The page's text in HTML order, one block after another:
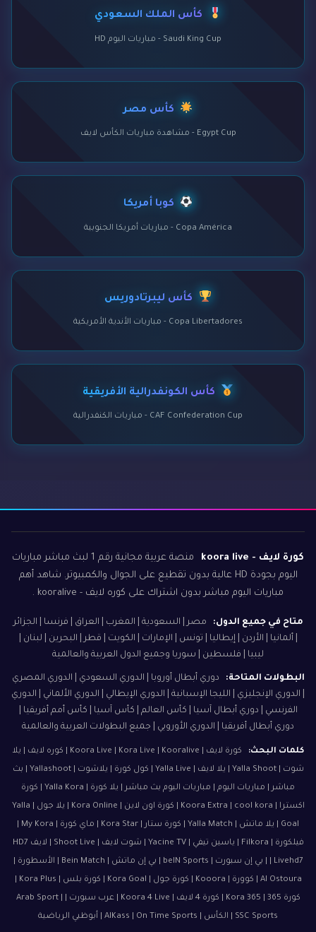
كأس الملك السعودي
Saudi King Cup - مباريات اليوم HD
كأس مصر
Egypt Cup - مشاهدة مباريات الكأس لايف
كوبا أمريكا
Copa América - مباريات أمريكا الجنوبية
كأس ليبرتادوريس
Copa Libertadores - مباريات الأندية الأمريكية
كأس الكونفدرالية الأفريقية
CAF Confederation Cup - مباريات الكنفدرالية
كورة لايف - koora live
منصة عربية مجانية رقم 1 لبث مباشر مباريات
اليوم بجودة HD عالية بدون تقطيع على الجوال والكمبيوتر. شاهد أهم
مباريات اليوم مباشر بدون اشتراك على كوره لايف - kooralive .
متاح في جميع الدول:
مصر | السعودية | المغرب | العراق | فرنسا | الجزائر
| ألمانيا | الأردن | إيطاليا | تونس | الإمارات | الكويت | قطر | البحرين | لبنان |
ليبيا | فلسطين | سوريا وجميع الدول العربية والعالمية
البطولات المتاحة:
دوري أبطال أوروبا | الدوري السعودي | الدوري المصري
| الدوري الإنجليزي | الليجا الإسبانية | الدوري الإيطالي | الدوري الألماني | الدوري
الفرنسي | دوري أبطال آسيا | كأس العالم | كأس آسيا | كأس أمم أفريقيا |
دوري أبطال أفريقيا | الدوري الأوروبي | جميع البطولات العربية والعالمية
كلمات البحث:
كورة لايف | Koora Live | Kora Live | Kooralive | كوره لايف | يلا
شوت | Yalla Shoot | يلا لايف | Yalla Live | كول كورة | يلاشوت | Yallashoot | بث
مباشر | مباريات اليوم | مباريات اليوم بث مباشر | يلا كورة | Yalla Kora | كورة
اكسترا | Koora Extra | cool kora | كورة اون لاين | Kora Online | يلا جول | Yalla
فيلكورة | Filkora | ياسين تيفي | Yacine TV | شوت لايف | Shoot Live | لايف HD7
| Livehd7 | بي إن سبورت | beIN Sports | بي إن ماتش | Bein Match | الأسطورة |
كورة 365 | Kora 365 | كورة 4 لايف | Koora 4 Live | عرب سبورت | Arab Sport |
SSC Sports | الكأس | AlKass | On Time Sports | أبوظبي الرياضية